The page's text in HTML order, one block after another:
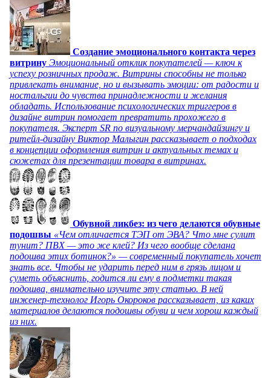
Создание эмоционального контакта через
витрину Эмоциональный отклик покупателей — ключ к
успеху розничных продаж. Витрины способны не только
привлекать внимание, но и вызывать эмоции: от радости и
ностальгии до чувства принадлежности и желания
обладать. Использование психологических триггеров в
дизайне витрин помогает превратить прохожего в
покупателя. Эксперт SR по визуальному мерчандайзингу и
ритейл-дизайну Виктор Малыгин рассказывает о подходах
в концепции оформления витрин и актуальных темах и
сюжетах для презентации товара в витринах.
Обувной ликбез: из чего делаются обувные
подошвы «Чем отличается ТЭП от ЭВА? Что мне сулит
тунит? ПВХ — это же клей? Из чего вообще сделана
подошва этих ботинок?» — современный покупатель хочет
знать все. Чтобы не ударить перед ним в грязь лицом и
суметь объяснить, годится ли ему в подметки такая
подошва, внимательно изучите эту статью. В ней
инженер-технолог Игорь Окороков рассказывает, из каких
материалов делаются подошвы обуви и чем хорош каждый
из них.